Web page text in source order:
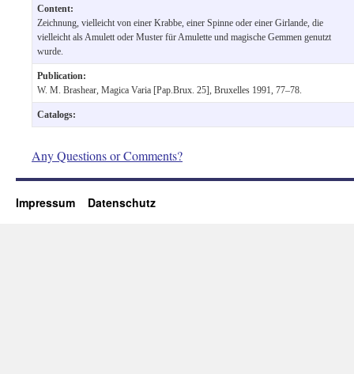
Content:
Zeichnung, vielleicht von einer Krabbe, einer Spinne oder einer Girlande, die
vielleicht als Amulett oder Muster für Amulette und magische Gemmen genutzt
wurde.
Publication:
W. M. Brashear, Magica Varia [Pap.Brux. 25], Bruxelles 1991, 77–78.
Catalogs:
Any Questions or Comments?
Impressum Datenschutz